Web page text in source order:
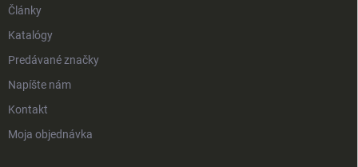
Články
Katalógy
Predávané značky
Napíšte nám
Kontakt
Moja objednávka